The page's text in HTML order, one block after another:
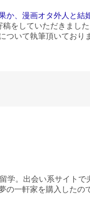
か、漫画オタ外人と結
をしていただきまし
ついて執筆頂いており
学。出会い系サイト
の一軒家を購入したの